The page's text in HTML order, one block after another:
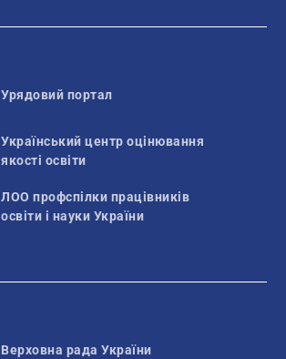
Урядовий портал
Український центр оцінювання
якості освіти
ЛОО профспілки працівників
освіти і науки України
Верховна рада України